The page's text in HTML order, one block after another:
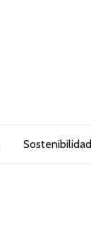
Sostenibilidad